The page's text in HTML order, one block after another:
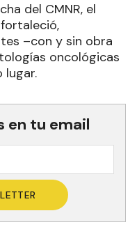
del CMNR, el
–con y sin obra
oncológicas
lugar.
en tu email